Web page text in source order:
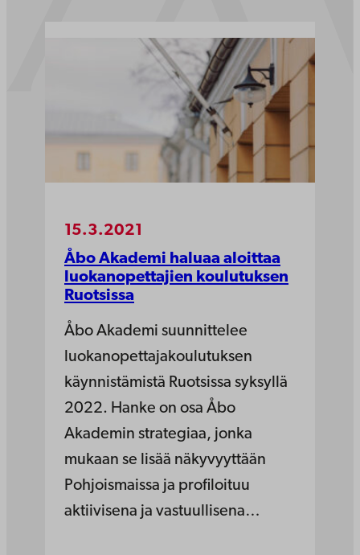
15.3.2021
Åbo Akademi haluaa aloittaa
luokanopettajien koulutuksen
Ruotsissa
Åbo Akademi suunnittelee
luokanopettajakoulutuksen
käynnistämistä Ruotsissa syksyllä
2022. Hanke on osa Åbo
Akademin strategiaa, jonka
mukaan se lisää näkyvyyttään
Pohjoismaissa ja profiloituu
aktiivisena ja vastuullisena…